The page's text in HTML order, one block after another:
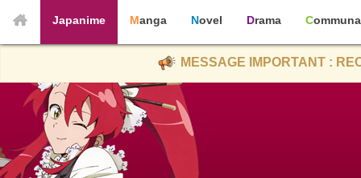
Japanime Manga Novel Drama
MESSAGE IMPORTANT :